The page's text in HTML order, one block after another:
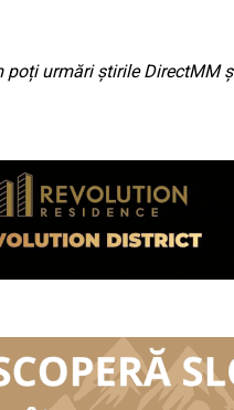
poți urmări știrile DirectMM